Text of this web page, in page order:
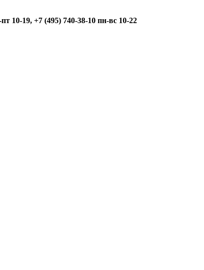
10-19, +7 (495) 740-38-10 пн-вс 10-22